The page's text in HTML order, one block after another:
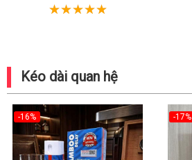
Kéo dài quan hệ
-16% -17%